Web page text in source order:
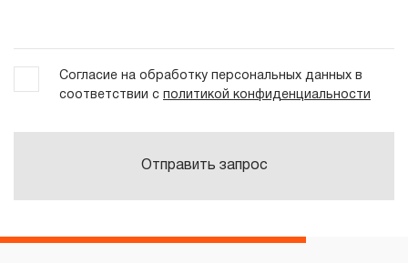
Согласие на обработку персональных данных в
соответствии с политикой конфиденциальности
Отправить запрос